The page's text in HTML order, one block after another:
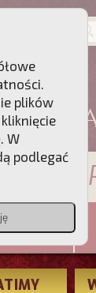
.
plików
W
podlegać